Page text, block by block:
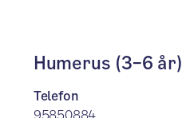
Humerus (3–6 år)
Telefon